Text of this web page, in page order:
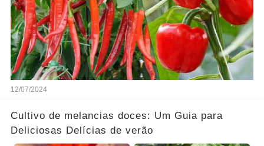
12/07/2024
Cultivo de melancias doces: Um Guia para
Deliciosas Delícias de verão